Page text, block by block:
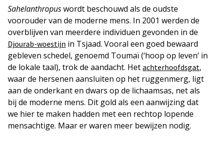
Sahelanthropuswordt beschouwd als de oudste
voorouder van de moderne mens. In 2001 werden de
overblijven van meerdere individuen gevonden in de
Djourab-woestijn in Tsjaad. Vooral een goed bewaard
gebleven schedel, genoemd Toumaï (‘hoop op leven’ in
de lokale taal), trok de aandacht. Het achterhoofdsgat,
waar de hersenen aansluiten op het ruggenmerg, ligt
aan de onderkant en dwars op de lichaamsas, net als
bij de moderne mens. Dit gold als een aanwijzing dat
we hier te maken hadden met een rechtop lopende
mensachtige. Maar er waren meer bewijzen nodig.